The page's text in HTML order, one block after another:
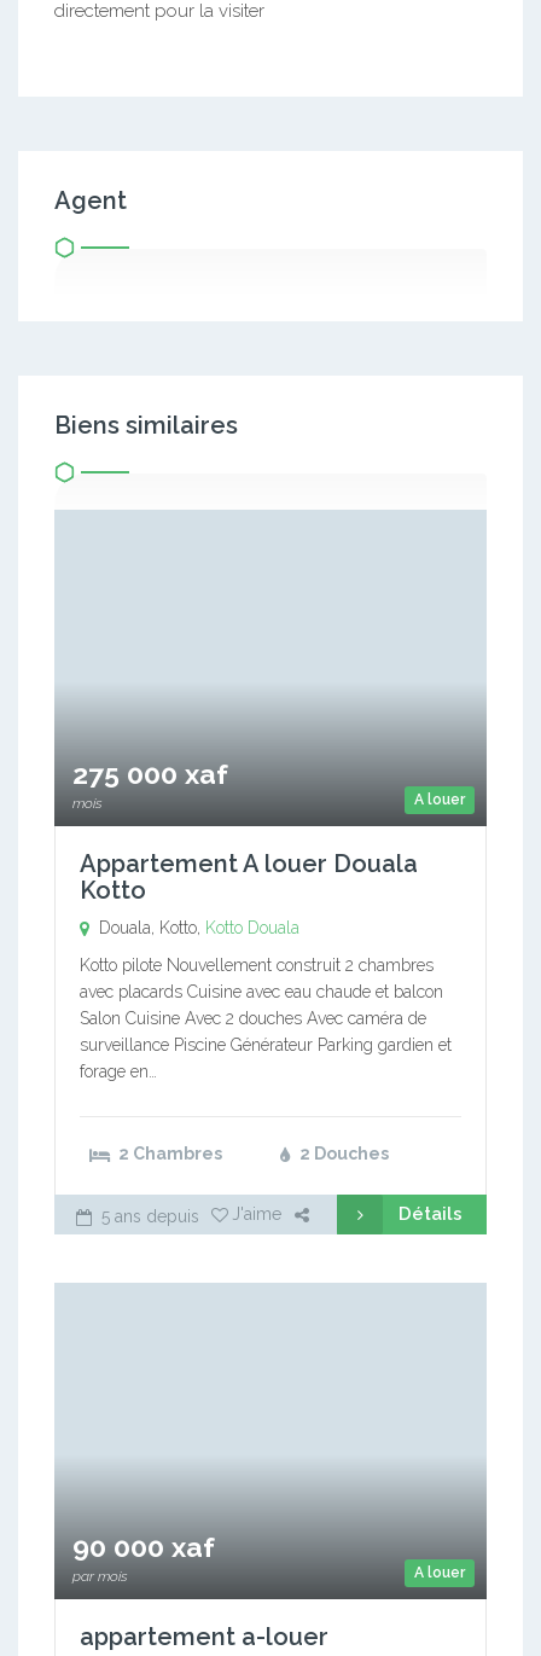
directement pour la visiter
Agent
Biens similaires
A louer
275 000 xaf
mois
Appartement A louer Douala
Kotto
Douala, Kotto, Kotto Douala
Kotto pilote Nouvellement construit 2 chambres
avec placards Cuisine avec eau chaude et balcon
Salon Cuisine Avec 2 douches Avec caméra de
surveillance Piscine Générateur Parking gardien et
forage en…
2 Chambres 2 Douches
5 ans depuis J'aime Détails
A louer
90 000 xaf
par mois
appartement a-louer